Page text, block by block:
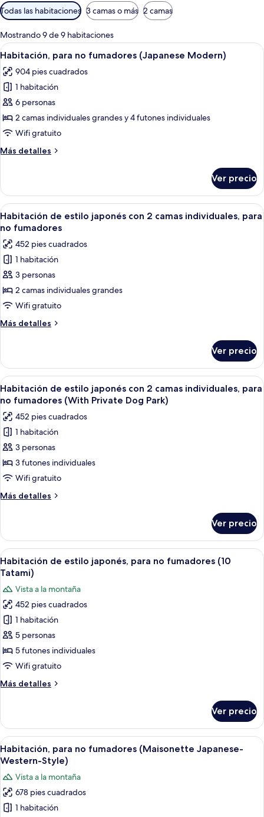
Filtros
disponibles
para
las
habitaciones
Todas las habitaciones 3 camas o más 2 camas
Mostrando 9 de 9 habitaciones
Abrir
todas
las
fotos
de
Habitación,
para
fumadores
Habitación de estilo japonés
11
Habitación, para no fumadores (Japanese Modern)
904 pies cuadrados
1 habitación
6 personas
2 camas individuales grandes y 4 futones individuales
Wifi gratuito
Más detalles
Más
para
no
fumadores
(Japanese
Ver precio
Abrir
todas
las
fotos
de
Habitación
de
estilo
japonés
con
camas
individuales,
para
no
fumadores
Habitación de hotel tradicional
8
Habitación de estilo japonés con 2 camas individuales, para
no fumadores
452 pies cuadrados
1 habitación
3 personas
2 camas individuales grandes
Wifi gratuito
Más detalles
Más
de
estilo
japonés
con
camas
individuales,
para
no
fumadores
Ver precio
Abrir
todas
las
fotos
de
Habitación
de
estilo
japonés
con
camas
individuales,
para
no
fumadores
(With
Private
Dog
Park)
Un edificio moderno con un césped
10
Habitación de estilo japonés con 2 camas individuales, para
no fumadores (With Private Dog Park)
452 pies cuadrados
1 habitación
3 personas
3 futones individuales
Wifi gratuito
Más detalles
Más
de
estilo
japonés
con
camas
individuales,
para
no
fumadores
Private
Dog
Ver precio
Abrir
todas
fotos
de
Habitación
de
estilo
japonés,
no
Tatami)
Una habitación japonesa tradicional
10
Habitación de estilo japonés, para no fumadores (10
Tatami)
Vista a la montaña
452 pies cuadrados
1 habitación
5 personas
5 futones individuales
Wifi gratuito
Más detalles
Más
de
estilo
japonés,
para
fumadores
(10
Tatami)
Ver precio
Abrir
todas
fotos
de
Habitación,
Una habitación de hotel con una
10
Habitación, para no fumadores (Maisonette Japanese-
Western-Style)
Vista a la montaña
678 pies cuadrados
1 habitación